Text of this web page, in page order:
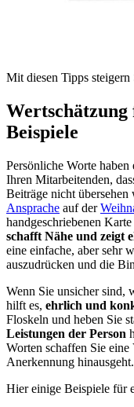
Mit diesen Tipps
Beispiele
Persönliche Worte
Ihren Mitarbeitenden,
Beiträge nicht
Ansprache auf der
handgeschriebenen
schafft Nähe und zeigt
eine einfache, aber sehr
auszudrücken und die
Wenn Sie unsicher sind,
hilft es, ehrlich und
Floskeln und heben Sie
Leistungen der Person
Worten schaffen Sie
Anerkennung hinausgeht.
Hier einige Beispiele für